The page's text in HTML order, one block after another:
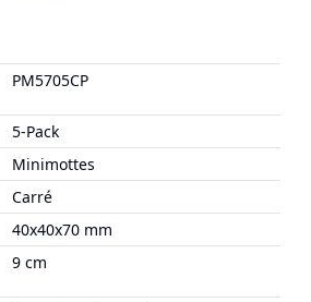
PM5705CP
5-Pack
Minimottes
Carré
40x40x70 mm
9 cm